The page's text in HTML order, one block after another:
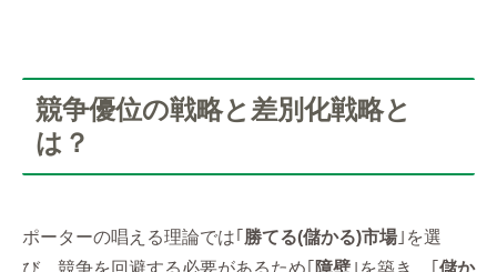
競争優位の戦略と差別化戦略と
は？
ポーターの唱える理論では｢ 勝てる(儲かる)市場｣を選
び、競争を回避する必要があるため｢ 障壁 ｣を築き、｢ 儲か